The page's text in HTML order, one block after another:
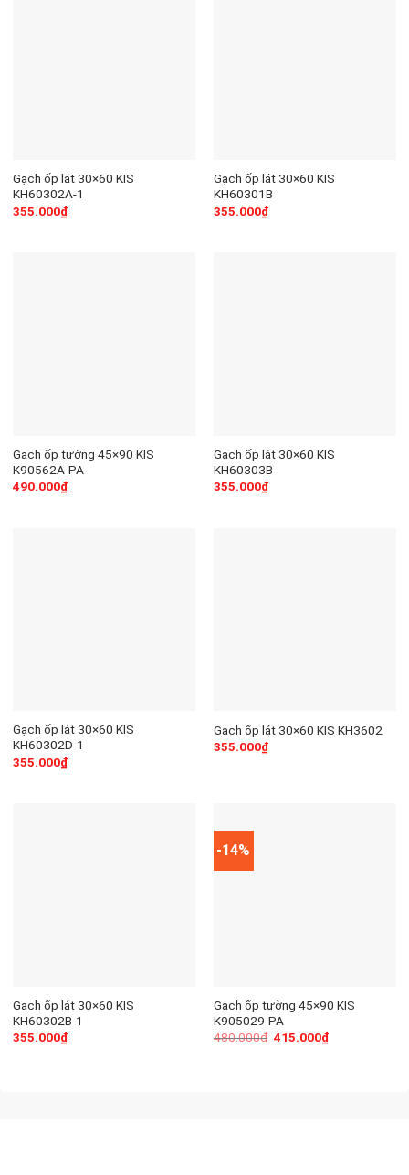
Gạch ốp lát 30×60 KIS
KH60302A-1
355.000₫
Gạch ốp lát 30×60 KIS
KH60301B
355.000₫
Gạch ốp tường 45×90 KIS
K90562A-PA
490.000₫
Gạch ốp lát 30×60 KIS
KH60303B
355.000₫
Gạch ốp lát 30×60 KIS
KH60302D-1
355.000₫
Gạch ốp lát 30×60 KIS KH3602
355.000₫
Gạch ốp lát 30×60 KIS
KH60302B-1
355.000₫
-14%
Gạch ốp tường 45×90 KIS
K905029-PA
480.000₫ 415.000₫